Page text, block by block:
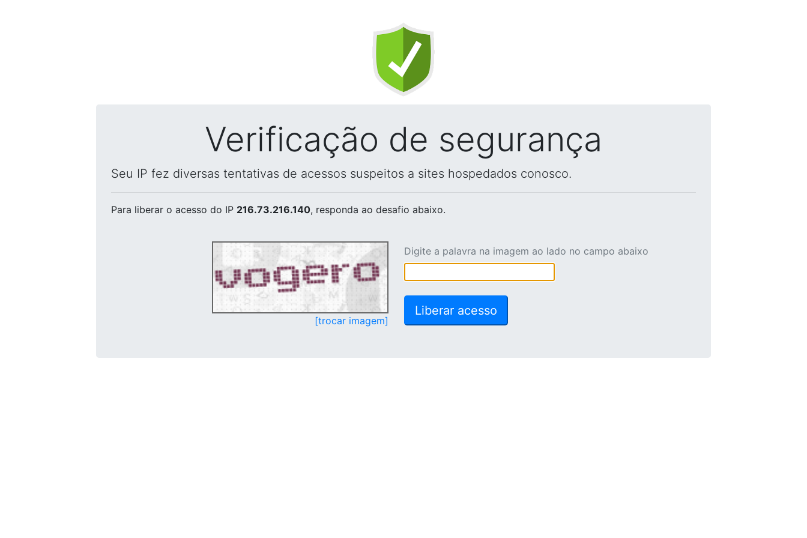
Verificação de segurança
Seu IP fez diversas tentativas de acessos suspeitos a sites hospedados conosco.
Para liberar o acesso do IP 216.73.216.140, responda ao desafio abaixo.
[trocar imagem]
Digite a palavra na imagem ao lado no campo abaixo